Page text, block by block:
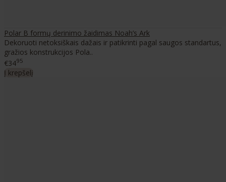
Polar B formų derinimo žaidimas Noah’s Ark
Dekoruoti netoksiškais dažais ir patikrinti pagal saugos standartus,
gražios konstrukcijos Pola..
€3495
Į krepšelį